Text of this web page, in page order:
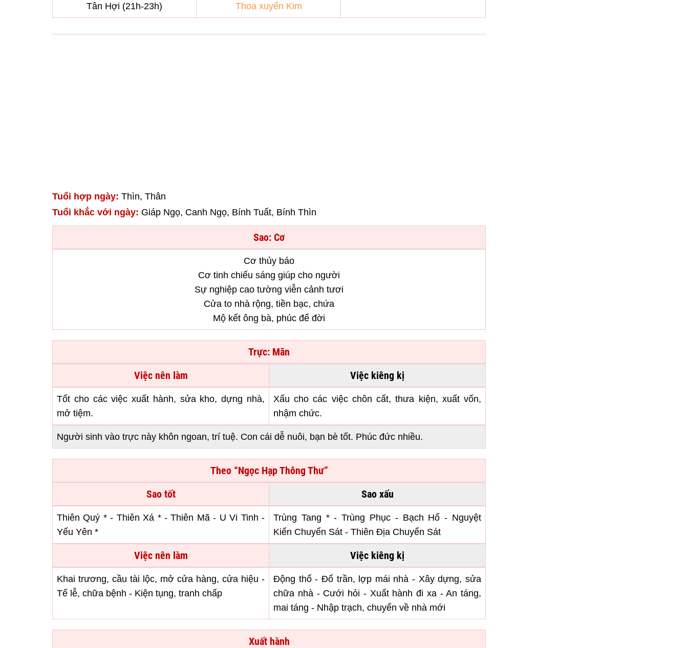
Tân Hợi (21h-23h) Thoa xuyến Kim
Tuổi hợp ngày: Thìn, Thân
Tuổi khắc với ngày: Giáp Ngọ, Canh Ngọ, Bính Tuất, Bính Thìn
Sao: Cơ
Cơ thủy báo
Cơ tinh chiếu sáng giúp cho người
Sự nghiệp cao tường viễn cảnh tươi
Cửa to nhà rộng, tiền bạc, chứa
Mộ kết ông bà, phúc để đời
Trực: Mãn
Việc nên làm
Việc kiêng kị
Tốt cho các việc xuất hành, sửa kho, dựng nhà,
mở tiệm.
Xấu cho các việc chôn cất, thưa kiện, xuất vốn,
nhậm chức.
Người sinh vào trực này khôn ngoan, trí tuệ. Con cái dễ nuôi, bạn bè tốt. Phúc đức nhiều.
Theo “Ngọc Hạp Thông Thư”
Sao tốt
Sao xấu
Thiên Quý * - Thiên Xá * - Thiên Mã - U Vi Tinh -
Yếu Yên *
Trùng Tang * - Trùng Phục - Bạch Hổ - Nguyệt
Kiến Chuyển Sát - Thiên Địa Chuyển Sát
Việc nên làm Việc kiêng kị
Khai trương, cầu tài lộc, mở cửa hàng, cửa hiệu -
Tế lễ, chữa bệnh - Kiện tụng, tranh chấp
Động thổ - Đổ trần, lợp mái nhà - Xây dựng, sửa
chữa nhà - Cưới hỏi - Xuất hành đi xa - An táng,
mai táng - Nhập trạch, chuyển về nhà mới
Xuất hành